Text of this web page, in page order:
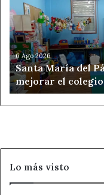
Páramo
invierte
8.382
euros
en
mejorar
el
colegio
Benito
6 Ago 2026
Santa María del
mejorar el
Lo más visto